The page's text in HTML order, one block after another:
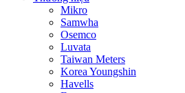
Mikro
Samwha
Osemco
Luvata
Taiwan Meters
Korea Youngshin
Havells